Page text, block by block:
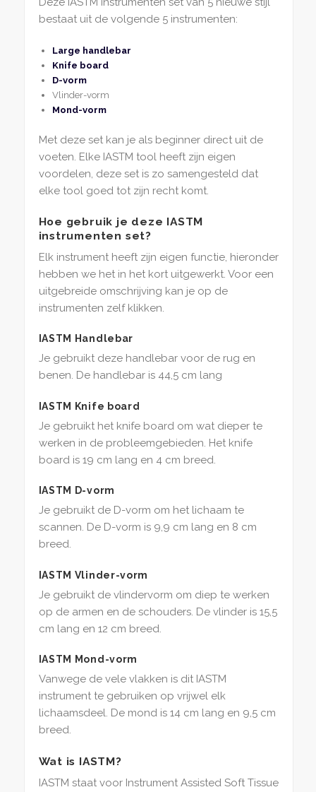
bestaat uit de volgende 5 instrumenten:
Large handlebar
Knife board
D-vorm
Vlinder-vorm
Mond-vorm
Met deze set kan je als beginner direct uit de
voeten. Elke IASTM tool heeft zijn eigen
voordelen, deze set is zo samengesteld dat
elke tool goed tot zijn recht komt.
Hoe gebruik je deze IASTM
instrumenten set?
Elk instrument heeft zijn eigen functie, hieronder
hebben we het in het kort uitgewerkt. Voor een
uitgebreide omschrijving kan je op de
instrumenten zelf klikken.
IASTM Handlebar
Je gebruikt deze handlebar voor de rug en
benen. De handlebar is 44,5 cm lang
IASTM Knife board
Je gebruikt het knife board om wat dieper te
werken in de probleemgebieden. Het knife
board is 19 cm lang en 4 cm breed.
IASTM D-vorm
Je gebruikt de D-vorm om het lichaam te
scannen. De D-vorm is 9,9 cm lang en 8 cm
breed.
IASTM Vlinder-vorm
Je gebruikt de vlindervorm om diep te werken
op de armen en de schouders. De vlinder is 15,5
cm lang en 12 cm breed.
IASTM Mond-vorm
Vanwege de vele vlakken is dit IASTM
instrument te gebruiken op vrijwel elk
lichaamsdeel. De mond is 14 cm lang en 9,5 cm
breed.
Wat is IASTM?
IASTM staat voor Instrument Assisted Soft Tissue